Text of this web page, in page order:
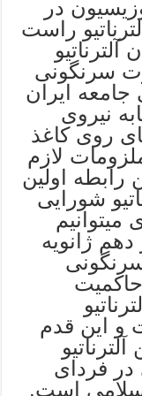
در
راست
سرنگونی
جامعه ایران
نیروی
روی کاغذ
لازم
رابطه اولین
شورایی
ژانویه
سرنگونی
و این قدم
فردای
است.